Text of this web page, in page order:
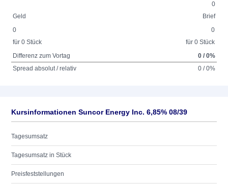
0
Geld
Brief
0
für 0 Stück
0
für 0 Stück
Differenz zum Vortag
0 / 0%
Spread absolut / relativ
0 / 0%
Kursinformationen Suncor Energy Inc. 6,85% 08/39
Tagesumsatz
Tagesumsatz in Stück
Preisfeststellungen